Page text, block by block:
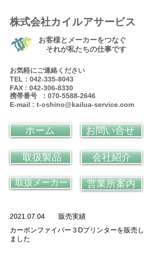
株式会社カイルアサービス
お客様とメーカーをつなぐ
それが私たちの仕事です
お気軽にご連絡ください
TEL：042-335-8043
FAX : 042-306-8330
携帯番号 ：070-5588-2646
E-mail : t-oshino@kailua-service.com
ホーム
取扱製品
取扱メーカー
お問い合せ
会社紹介
営業所案内
2021.07.04 販売実績
カーボンファイバー３Dプリンターを販売し
ま した